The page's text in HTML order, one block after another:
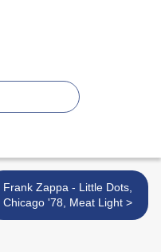
Frank Zappa - Little Dots,
Chicago '78, Meat Light >